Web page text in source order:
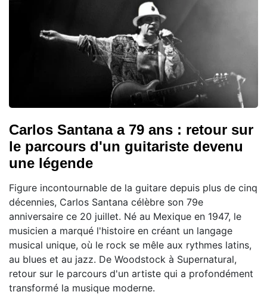
Carlos Santana a 79 ans : retour sur
le parcours d'un guitariste devenu
une légende
Figure incontournable de la guitare depuis plus de cinq
décennies, Carlos Santana célèbre son 79e
anniversaire ce 20 juillet. Né au Mexique en 1947, le
musicien a marqué l'histoire en créant un langage
musical unique, où le rock se mêle aux rythmes latins,
au blues et au jazz. De Woodstock à Supernatural,
retour sur le parcours d'un artiste qui a profondément
transformé la musique moderne.